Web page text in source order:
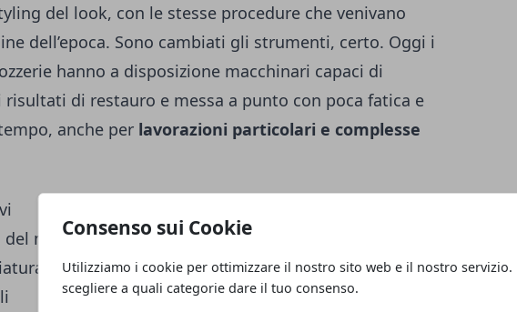
Consenso sui Cookie
Utilizziamo i cookie per ottimizzare il nostro sito web e il nostro servizio.
scegliere a quali categorie dare il tuo consenso.
del look, con le stesse procedure che venivano
dell’epoca. Sono cambiati gli strumenti, certo. Oggi i
hanno a disposizione macchinari capaci di
di restauro e messa a punto con poca fatica e
anche per lavorazioni particolari e complesse
motore e degli impianti di accensione
di carrozzeria e parti metalliche